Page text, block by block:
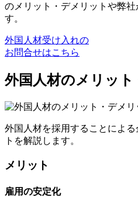
のメリット・デメリットや弊
す。
外国人材受け入れの
お問合せはこちら
外国人材のメリット
外国人材を採用することによ
トを解説します。
メリット
雇用の安定化